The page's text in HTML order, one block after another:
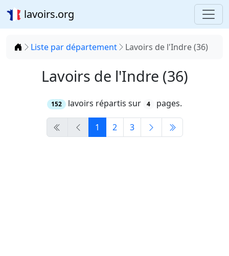
lavoirs.org
Accueil
Liste par département Lavoirs de l'Indre (36)
Lavoirs de l'Indre (36)
152 lavoirs répartis sur 4 pages.
1 2 3